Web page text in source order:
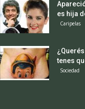
es hija
Caripelas
tenes
Sociedad